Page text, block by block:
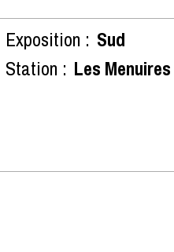
Exposition : Sud
Station : Les Menuires